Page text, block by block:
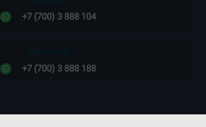
+7 (700) 3 888 104
+7 (700) 3 888 188